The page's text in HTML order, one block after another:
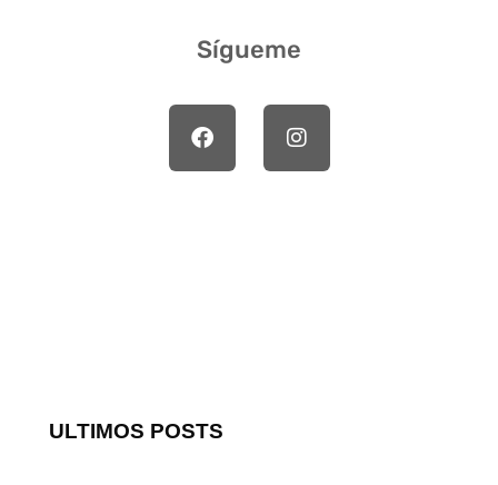
Sígueme
ULTIMOS POSTS